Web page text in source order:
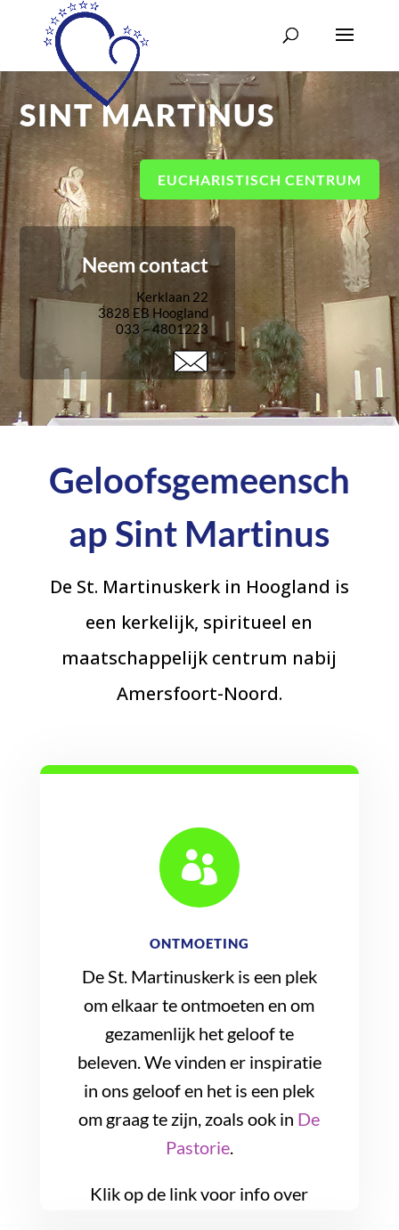
SINT MARTINUS
EUCHARISTISCH CENTRUM
Neem contact
Kerklaan 22
3828 EB Hoogland
033 – 4801223
Geloofsgemeensch
ap Sint Martinus
De St. Martinuskerk in Hoogland is
een kerkelijk, spiritueel en
maatschappelijk centrum nabij
Amersfoort-Noord.

ONTMOETING
De St. Martinuskerk is een plek
om elkaar te ontmoeten en om
gezamenlijk het geloof te
beleven. We vinden er inspiratie
in ons geloof en het is een plek
om graag te zijn, zoals ook in De
Pastorie.
Klik op de link voor info over